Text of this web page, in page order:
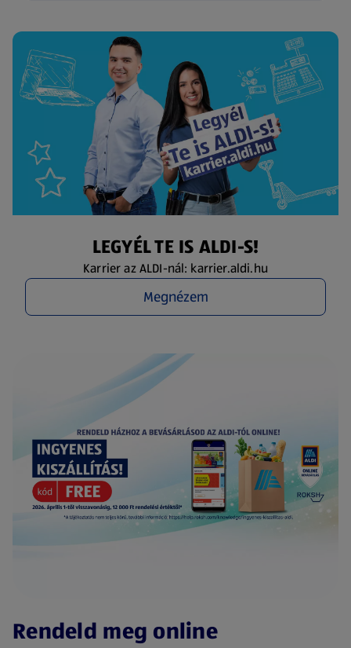
LEGYÉL TE IS ALDI-S!
Karrier az ALDI-nál: karrier.aldi.hu
Megnézem
Rendeld meg online